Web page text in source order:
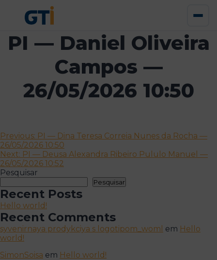
PI — Daniel Oliveira
Campos —
26/05/2026 10:50
Navegação
de
artigos
Previous: PI — Dina Teresa Correia Nunes da Rocha —
26/05/2026 10:50
Next: PI — Deusa Alexandra Ribeiro Pululo Manuel —
26/05/2026 10:52
Pesquisar
Pesquisar
Recent Posts
Hello world!
Recent Comments
syvenirnaya prodykciya s logotipom_woml em Hello
world!
SimonSoisa em Hello world!